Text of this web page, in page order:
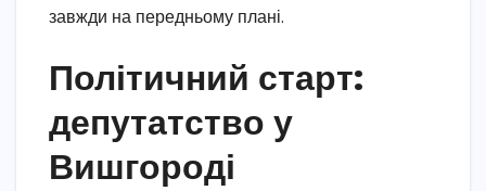
завжди на передньому плані.
Політичний старт:
депутатство у
Вишгороді